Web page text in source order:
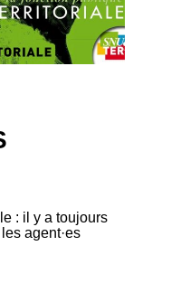
: il y a toujours
agent·es